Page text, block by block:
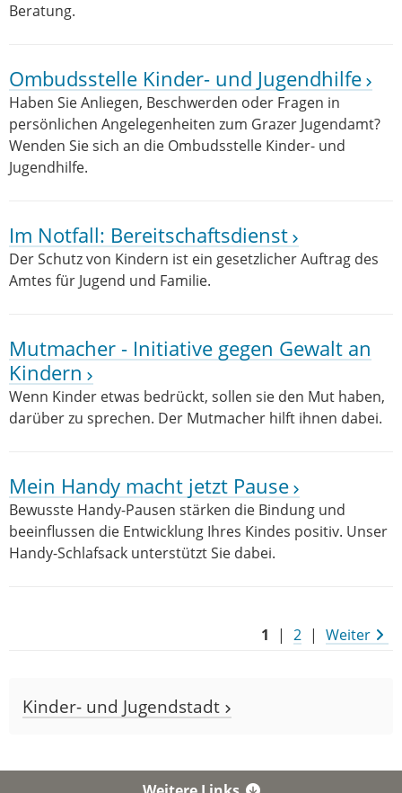
Beratung.
Ombudsstelle Kinder- und Jugendhilfe
Haben Sie Anliegen, Beschwerden oder Fragen in
persönlichen Angelegenheiten zum Grazer Jugendamt?
Wenden Sie sich an die Ombudsstelle Kinder- und
Jugendhilfe.
Im Notfall: Bereitschaftsdienst
Der Schutz von Kindern ist ein gesetzlicher Auftrag des
Amtes für Jugend und Familie.
Mutmacher - Initiative gegen Gewalt an
Kindern
Wenn Kinder etwas bedrückt, sollen sie den Mut haben,
darüber zu sprechen. Der Mutmacher hilft ihnen dabei.
Mein Handy macht jetzt Pause
Bewusste Handy-Pausen stärken die Bindung und
beeinflussen die Entwicklung Ihres Kindes positiv. Unser
Handy-Schlafsack unterstützt Sie dabei.
1 | 2 | Weiter
Kinder- und Jugendstadt